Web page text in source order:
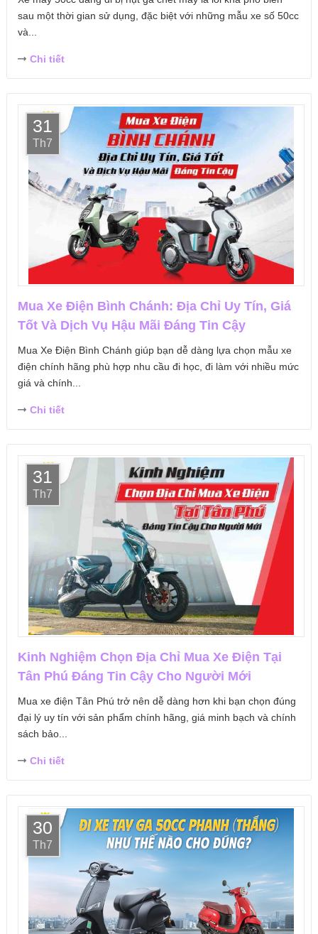
sau một thời gian sử dụng, đặc biệt với những mẫu xe số 50cc
và...
Chi tiết
31
Th7
Mua Xe Điện Bình Chánh: Địa Chỉ Uy Tín, Giá
Tốt Và Dịch Vụ Hậu Mãi Đáng Tin Cậy
Mua Xe Điện Bình Chánh giúp bạn dễ dàng lựa chọn mẫu xe
điện chính hãng phù hợp nhu cầu đi học, đi làm với nhiều mức
giá và chính...
Chi tiết
31
Th7
Kinh Nghiệm Chọn Địa Chỉ Mua Xe Điện Tại
Tân Phú Đáng Tin Cậy Cho Người Mới
Mua xe điện Tân Phú trở nên dễ dàng hơn khi bạn chọn đúng
đại lý uy tín với sản phẩm chính hãng, giá minh bạch và chính
sách bảo...
Chi tiết
30
Th7